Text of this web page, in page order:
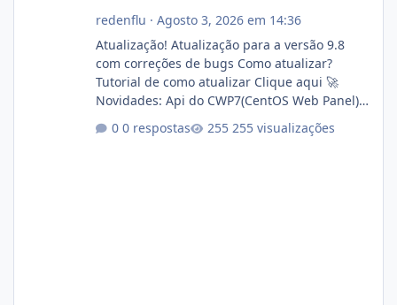
redenflu · Agosto 3, 2026 em 14:36
Atualização! Atualização para a versão 9.8
com correções de bugs Como atualizar?
Tutorial de como atualizar Clique aqui 🚀
Novidades: Api do CWP7(CentOS Web Panel)
autorizado a usasr o isistem:
0 respostas 255 visualizações